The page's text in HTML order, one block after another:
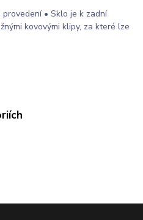
• Sklo je k zadní
kovovými klipy, za které lze